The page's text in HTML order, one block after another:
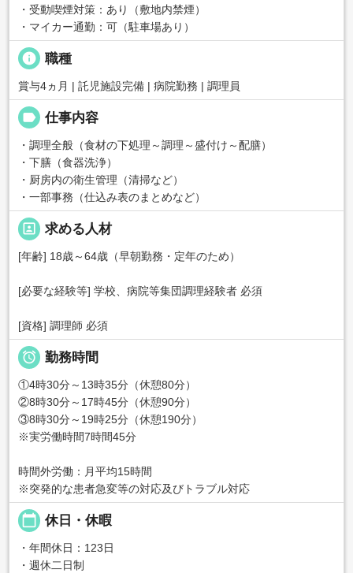
・受動喫煙対策：あり（敷地内禁煙）
・マイカー通勤：可（駐車場あり）
info 職種
賞与4ヵ月 | 託児施設完備 | 病院勤務 | 調理員
label 仕事内容
・調理全般（食材の下処理～調理～盛付け～配膳）
・下膳（食器洗浄）
・厨房内の衛生管理（清掃など）
・一部事務（仕込み表のまとめなど）
portrait 求める人材
[年齢] 18歳～64歳（早朝勤務・定年のため）
[必要な経験等] 学校、病院等集団調理経験者 必須
[資格] 調理師 必須
 勤務時間
①4時30分～13時35分（休憩80分）
②8時30分～17時45分（休憩90分）
③8時30分～19時25分（休憩190分）
※実労働時間7時間45分
時間外労働：月平均15時間
※突発的な患者急変等の対応及びトラブル対応
calendar_today 休日・休暇
・年間休日：123日
・週休二日制